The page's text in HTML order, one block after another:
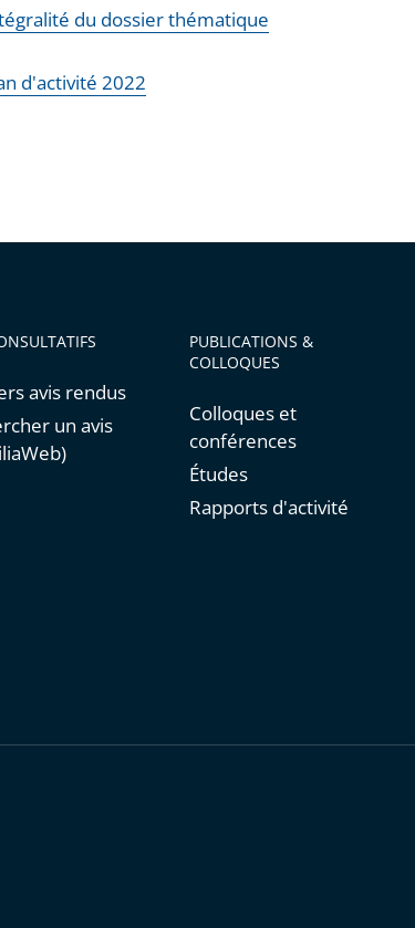
du dossier thématique
d'activité 2022
avis rendus
un avis
PUBLICATIONS &
COLLOQUES
Colloques et
conférences
Études
Rapports d'activité